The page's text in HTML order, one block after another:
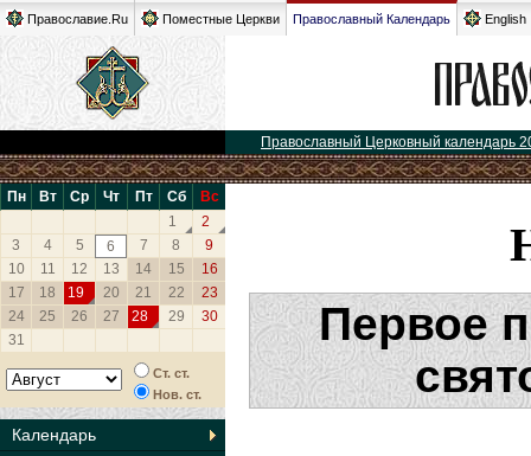
Православие.Ru Поместные Церкви Православный Календарь English
Православный Церковный календарь
Пн Вт Ср Чт Пт Сб
Вс
1
2
3
4 5 6 7 8
9
10
11 12 13 14 15
16
17
18 19 20 21 22
23
24
25 26 27 28 29
30
31
Ст. ст.
Нов. ст.
Календарь
Первое